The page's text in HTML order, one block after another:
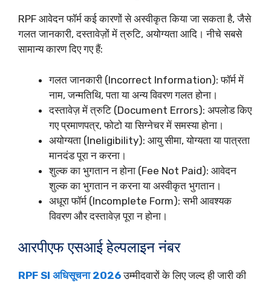
RPF आवेदन फॉर्म कई कारणों से अस्वीकृत किया जा सकता है, जैसे
गलत जानकारी, दस्तावेज़ों में त्रुटि, अयोग्यता आदि। नीचे सबसे
सामान्य कारण दिए गए हैं:
गलत जानकारी (Incorrect Information): फॉर्म में
नाम, जन्मतिथि, पता या अन्य विवरण गलत होना।
दस्तावेज़ में त्रुटि (Document Errors): अपलोड किए
गए प्रमाणपत्र, फोटो या सिग्नेचर में समस्या होना।
अयोग्यता (Ineligibility): आयु सीमा, योग्यता या पात्रता
मानदंड पूरा न करना।
शुल्क का भुगतान न होना (Fee Not Paid): आवेदन
शुल्क का भुगतान न करना या अस्वीकृत भुगतान।
अधूरा फॉर्म (Incomplete Form): सभी आवश्यक
विवरण और दस्तावेज़ पूरा न होना।
आरपीएफ एसआई हेल्पलाइन नंबर
RPF SI अधिसूचना 2026उम्मीदवारों के लिए जल्द ही जारी की